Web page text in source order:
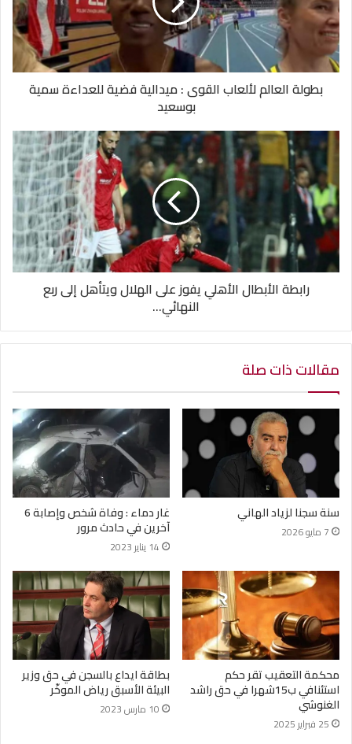
بطولة العالم لألعاب القوى : ميدالية فضية للعداءة سمية
بوسعيد
رابطة الأبطال الأهلي يفوز على الهلال ويتأهل إلى ربع
النهائي...
مقالات ذات صلة
سنة سجنا لزياد الهاني
7 مايو 2026
غار دماء : وفاة شخص وإصابة 6
آخرين في حادث مرور
14 يناير 2023
محكمة التعقيب تقر حكم
استئنافي ب15شهرا في حق راشد
الغنوشي
25 فبراير 2025
بطاقة ايداع بالسجن في حق وزير
البيئة الأسبق رياض الموخّر
10 مارس 2023